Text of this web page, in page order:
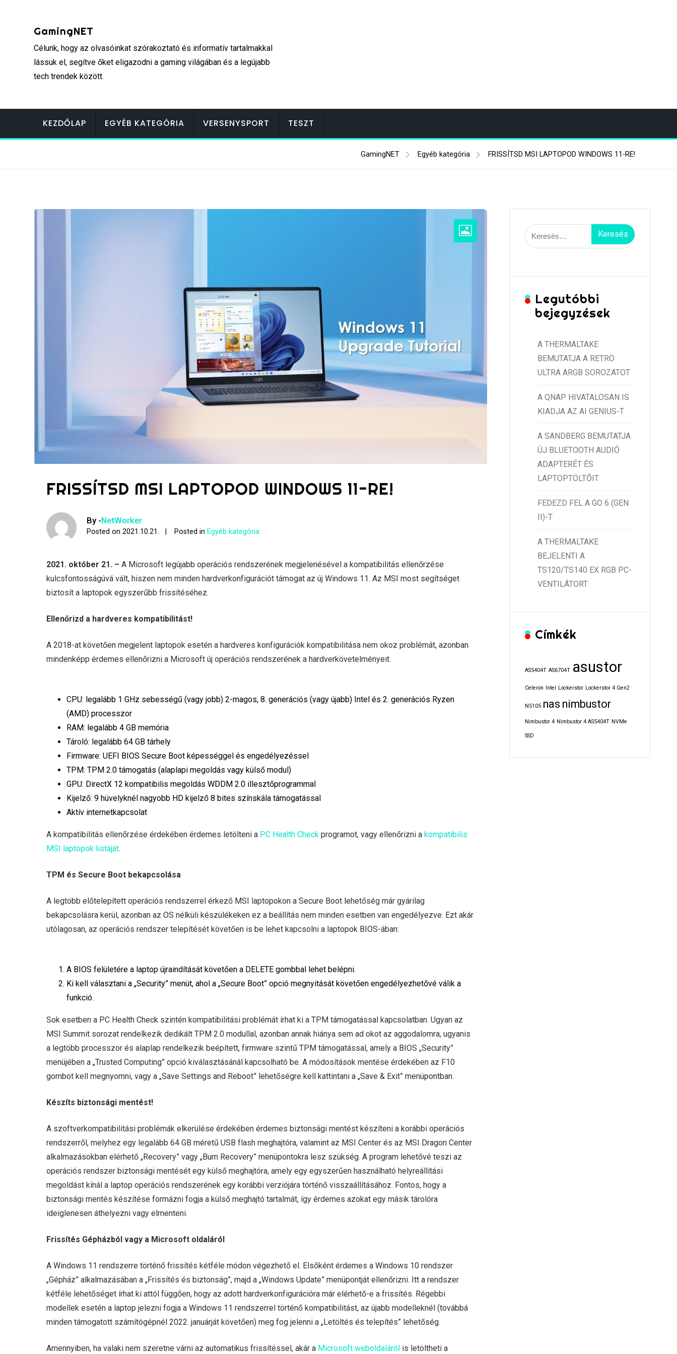
GamingNET
Célunk, hogy az olvasóinkat szórakoztató és informatív tartalmakkal
lássuk el, segítve őket eligazodni a gaming világában és a legújabb
tech trendek között.
KEZDŐLAP EGYÉB KATEGÓRIA VERSENYSPORT TESZT
GamingNET Egyéb kategória FRISSÍTSD MSI LAPTOPOD WINDOWS 11-RE!
FRISSÍTSD MSI LAPTOPOD WINDOWS 11-RE!
By -NetWorker
Posted on2021.10.21. Posted in Egyéb kategória
2021. október 21. – A Microsoft legújabb operációs rendszerének megjelenésével a kompatibilitás ellenőrzése
kulcsfontosságúvá vált, hiszen nem minden hardverkonfigurációt támogat az új Windows 11. Az MSI most segítséget
biztosít a laptopok egyszerűbb frissítéséhez.
Ellenőrizd a hardveres kompatibilitást!
A 2018-at követően megjelent laptopok esetén a hardveres konfigurációk kompatibilitása nem okoz problémát, azonban
mindenképp érdemes ellenőrizni a Microsoft új operációs rendszerének a hardverkövetelményeit.
CPU: legalább 1 GHz sebességű (vagy jobb) 2-magos, 8. generációs (vagy újabb) Intel és 2. generációs Ryzen
(AMD) processzor
RAM: legalább 4 GB memória
Tároló: legalább 64 GB tárhely
Firmware: UEFI BIOS Secure Boot képességgel és engedélyezéssel
TPM: TPM 2.0 támogatás (alaplapi megoldás vagy külső modul)
GPU: DirectX 12 kompatibilis megoldás WDDM 2.0 illesztőprogrammal
Kijelző: 9 hüvelyknél nagyobb HD kijelző 8 bites színskála támogatással
Aktív internetkapcsolat
A kompatibilitás ellenőrzése érdekében érdemes letölteni a PC Health Check programot, vagy ellenőrizni akompatibilis
MSI laptopok listáját.
TPM és Secure Boot bekapcsolása
A legtöbb előtelepített operációs rendszerrel érkező MSI laptopokon a Secure Boot lehetőség már gyárilag
bekapcsolásra kerül, azonban az OS nélküli készülékeken ez a beállítás nem minden esetben van engedélyezve. Ezt akár
utólagosan, az operációs rendszer telepítését követően is be lehet kapcsolni a laptopok BIOS-ában:
A BIOS felületére a laptop újraindítását követően a DELETE gombbal lehet belépni.
Ki kell választani a „Security” menüt, ahol a „Secure Boot” opció megnyitását követően engedélyezhetővé válik a
funkció.
Sok esetben a PC Health Check szintén kompatibilitási problémát írhat ki a TPM támogatással kapcsolatban. Ugyan az
MSI Summit sorozat rendelkezik dedikált TPM 2.0 modullal, azonban annak hiánya sem ad okot az aggodalomra, ugyanis
a legtöbb processzor és alaplap rendelkezik beépített, firmware szintű TPM támogatással, amely a BIOS „Security”
menüjében a „Trusted Computing” opció kiválasztásánál kapcsolható be. A módosítások mentése érdekében az F10
gombot kell megnyomni, vagy a „Save Settings and Reboot” lehetőségre kell kattintani a „Save & Exit” menüpontban.
Készíts biztonsági mentést!
A szoftverkompatibilitási problémák elkerülése érdekében érdemes biztonsági mentést készíteni a korábbi operációs
rendszerről, melyhez egy legalább 64 GB méretű USB flash meghajtóra, valamint az MSI Center és az MSI Dragon Center
alkalmazásokban elérhető „Recovery” vagy „Burn Recovery” menüpontokra lesz szükség. A program lehetővé teszi az
operációs rendszer biztonsági mentését egy külső meghajtóra, amely egy egyszerűen használható helyreállítási
megoldást kínál a laptop operációs rendszerének egy korábbi verziójára történő visszaállításához. Fontos, hogy a
biztonsági mentés készítése formázni fogja a külső meghajtó tartalmát, így érdemes azokat egy másik tárolóra
ideiglenesen áthelyezni vagy elmenteni.
Frissítés Gépházból vagy a Microsoft oldaláról
A Windows 11 rendszerre történő frissítés kétféle módon végezhető el. Elsőként érdemes a Windows 10 rendszer
„Gépház” alkalmazásában a „Frissítés és biztonság”, majd a „Windows Update” menüpontját ellenőrizni. Itt a rendszer
kétféle lehetőséget írhat ki attól függően, hogy az adott hardverkonfigurációra már elérhető-e a frissítés. Régebbi
modellek esetén a laptop jelezni fogja a Windows 11 rendszerrel történő kompatibilitást, az újabb modelleknél (továbbá
minden támogatott számítógépnél 2022. januárját követően) meg fog jelenni a „Letöltés és telepítés” lehetőség.
Amennyiben, ha valaki nem szeretne várni az automatikus frissítéssel, akár a Microsoft weboldaláról is letöltheti a
Keresés:
Legutóbbi
bejegyzések
A THERMALTAKE
BEMUTATJA A RETRO
ULTRA ARGB SOROZATOT
A QNAP HIVATALOSAN IS
KIADJA AZ AI GENIUS-T
A SANDBERG BEMUTATJA
ÚJ BLUETOOTH AUDIÓ
ADAPTERÉT ÉS
LAPTOPTÖLTŐIT
FEDEZD FEL A GO 6 (GEN
II)-T
A THERMALTAKE
BEJELENTI A
TS120/TS140 EX RGB PC-
VENTILÁTORT
Címkék
AS5404T AS6704T asustor
Celeron Intel Lockerstor Lockerstor 4 Gen2
N5105 nas nimbustor
Nimbustor 4 Nimbustor 4 AS5404T NVMe
SSD